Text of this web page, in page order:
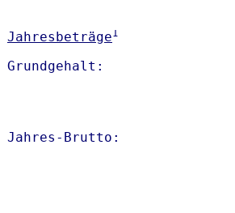
Jahresbeträge1
Jahres-Brutto: